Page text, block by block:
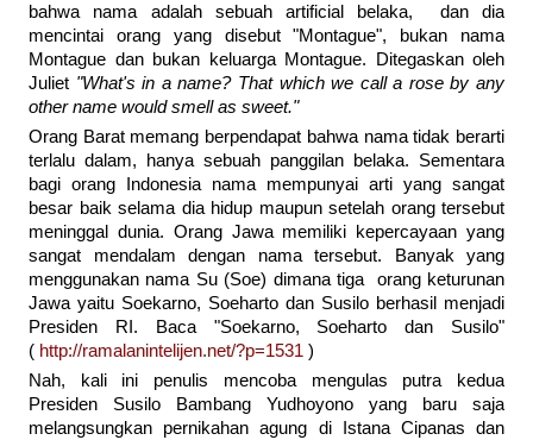
bahwa nama adalah sebuah artificial belaka, dan dia
mencintai orang yang disebut "Montague", bukan nama
Montague dan bukan keluarga Montague. Ditegaskan oleh
Juliet "What's in a name? That which we call a rose by any
other name would smell as sweet."
Orang Barat memang berpendapat bahwa nama tidak berarti
terlalu dalam, hanya sebuah panggilan belaka. Sementara
bagi orang Indonesia nama mempunyai arti yang sangat
besar baik selama dia hidup maupun setelah orang tersebut
meninggal dunia. Orang Jawa memiliki kepercayaan yang
sangat mendalam dengan nama tersebut. Banyak yang
menggunakan nama Su (Soe) dimana tiga orang keturunan
Jawa yaitu Soekarno, Soeharto dan Susilo berhasil menjadi
Presiden RI. Baca "Soekarno, Soeharto dan Susilo"
( http://ramalanintelijen.net/?p=1531 )
Nah, kali ini penulis mencoba mengulas putra kedua
Presiden Susilo Bambang Yudhoyono yang baru saja
melangsungkan pernikahan agung di Istana Cipanas dan